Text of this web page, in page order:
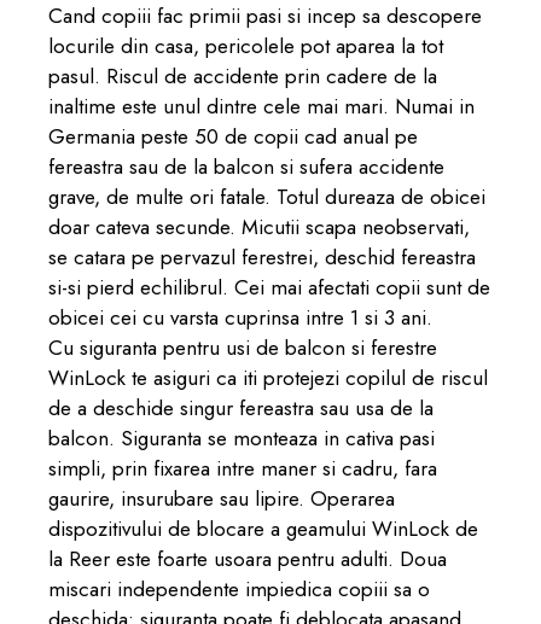
Cand copiii fac primii pasi si incep sa descopere
locurile din casa, pericolele pot aparea la tot
pasul. Riscul de accidente prin cadere de la
inaltime este unul dintre cele mai mari. Numai in
Germania peste 50 de copii cad anual pe
fereastra sau de la balcon si sufera accidente
grave, de multe ori fatale. Totul dureaza de obicei
doar cateva secunde. Micutii scapa neobservati,
se catara pe pervazul ferestrei, deschid fereastra
si-si pierd echilibrul. Cei mai afectati copii sunt de
obicei cei cu varsta cuprinsa intre 1 si 3 ani.
Cu siguranta pentru usi de balcon si ferestre
WinLock te asiguri ca iti protejezi copilul de riscul
de a deschide singur fereastra sau usa de la
balcon. Siguranta se monteaza in cativa pasi
simpli, prin fixarea intre maner si cadru, fara
gaurire, insurubare sau lipire. Operarea
dispozitivului de blocare a geamului WinLock de
la Reer este foarte usoara pentru adulti. Doua
miscari independente impiedica copiii sa o